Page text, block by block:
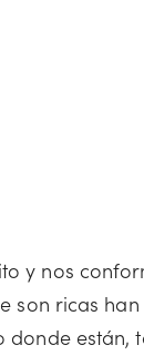
y nos
son ricas
están,